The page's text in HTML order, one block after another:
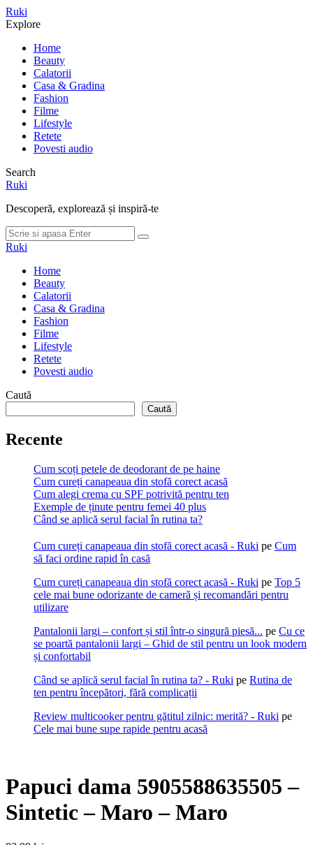
Meniu
Ruki
Cauta
Explore
Home
Beauty
Calatorii
Casa & Gradina
Fashion
Filme
Lifestyle
Retete
Povesti audio
Search
Ruki
Descoperă, explorează și inspiră-te
Cauta
dupa:
Cauta
Ruki
Home
Beauty
Calatorii
Casa & Gradina
Fashion
Filme
Lifestyle
Retete
Povesti audio
Caută
Caută
Recente
Cum scoți petele de deodorant de pe haine
Cum cureți canapeaua din stofă corect acasă
Cum alegi crema cu SPF potrivită pentru ten
Exemple de ținute pentru femei 40 plus
Când se aplică serul facial în rutina ta?
Cum cureți canapeaua din stofă corect acasă - Ruki pe Cum
să faci ordine rapid în casă
Cum cureți canapeaua din stofă corect acasă - Ruki pe Top 5
cele mai bune odorizante de cameră și recomandări pentru
utilizare
Pantalonii largi – confort și stil într-o singură piesă... pe Cu ce
se poartă pantalonii largi – Ghid de stil pentru un look modern
și confortabil
Când se aplică serul facial în rutina ta? - Ruki pe Rutina de
ten pentru începători, fără complicații
Review multicooker pentru gătitul zilnic: merită? - Ruki pe
Cele mai bune supe rapide pentru acasă
Papuci dama 5905588635505 –
Sintetic – Maro – Maro